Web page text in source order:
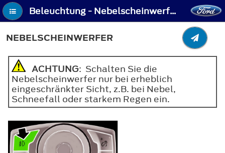
Beleuchtung - Nebelscheinwerfer
NEBELSCHEINWERFER
ACHTUNG: Schalten Sie die
Nebelscheinwerfer nur bei erheblich
eingeschränkter Sicht, z.B. bei Nebel,
Schneefall oder starkem Regen ein.